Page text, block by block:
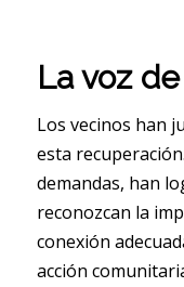
La voz
Los vecinos han
esta
demandas, han
reconozcan la
conexión
acción